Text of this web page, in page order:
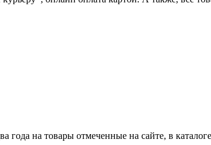
года на товары отмеченные на сайте, в